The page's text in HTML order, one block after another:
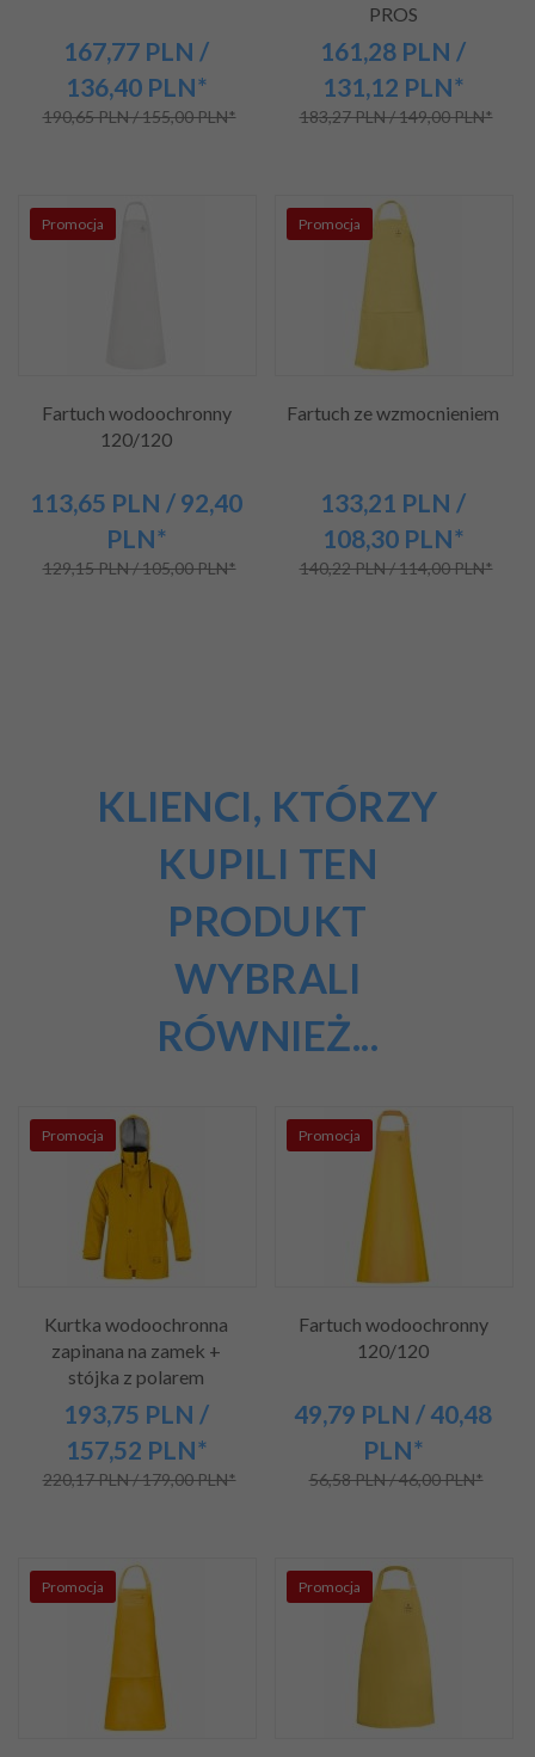
167,77 PLN /
136,40 PLN*
190,65 PLN / 155,00 PLN*
PROS
161,28 PLN /
131,12 PLN*
183,27 PLN / 149,00 PLN*
Promocja
Fartuch wodoochronny
120/120
113,65 PLN / 92,40
PLN*
129,15 PLN / 105,00 PLN*
Promocja
Fartuch ze wzmocnieniem
133,21 PLN /
108,30 PLN*
140,22 PLN / 114,00 PLN*
KLIENCI, KTÓRZY
KUPILI TEN
PRODUKT
WYBRALI
RÓWNIEŻ...
Promocja
Kurtka wodoochronna
zapinana na zamek +
stójka z polarem
193,75 PLN /
157,52 PLN*
220,17 PLN / 179,00 PLN*
Promocja
Fartuch wodoochronny
120/120
49,79 PLN / 40,48
PLN*
56,58 PLN / 46,00 PLN*
Promocja Promocja